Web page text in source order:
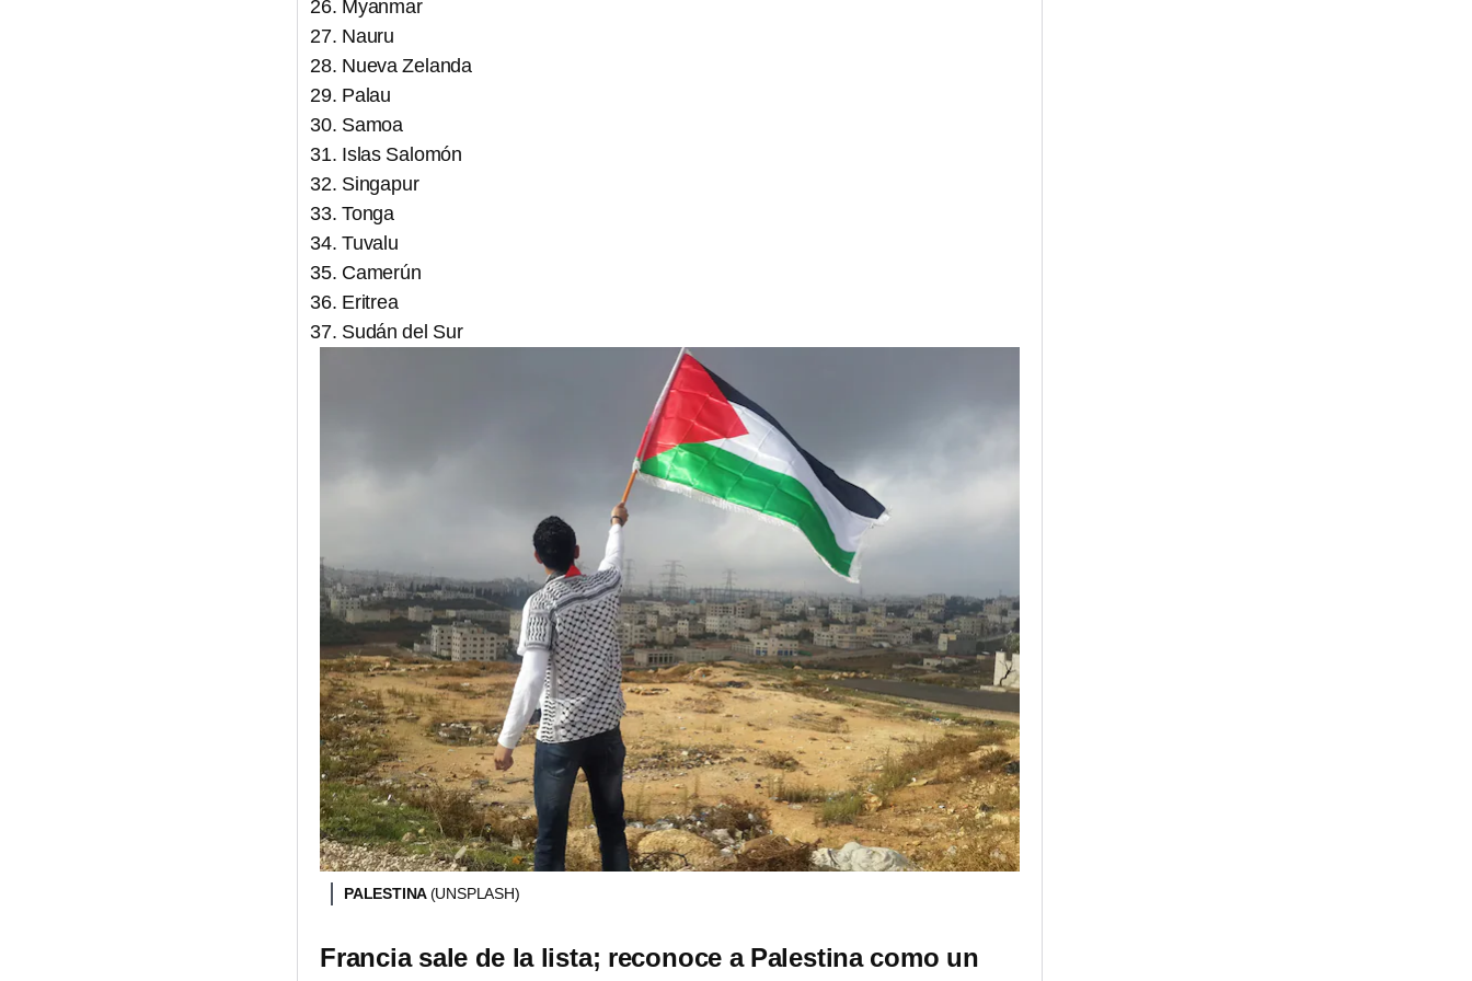
Myanmar
Nauru
Nueva Zelanda
Palau
Samoa
Islas Salomón
Singapur
Tonga
Tuvalu
Camerún
Eritrea
Sudán del Sur
PALESTINA(UNSPLASH)
Francia sale de la lista; reconoce a Palestina como un